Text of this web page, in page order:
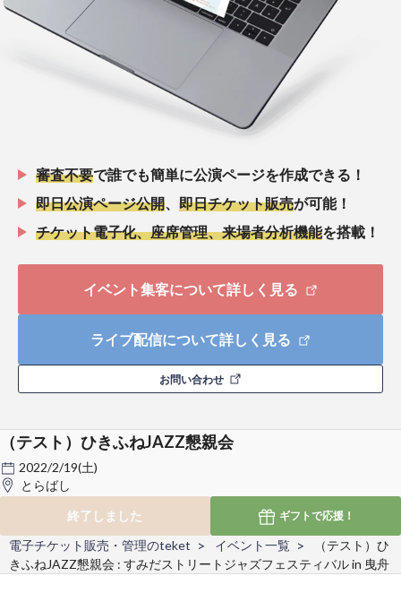
審査不要で誰でも簡単に公演ページを作成できる！
即日公演ページ公開
即日チケット販売が可能！
チケット電子化、座席管理、来場者分析機能を搭載！
イベント集客について詳しく見る
ライブ配信について詳しく見る
お問い合わせ
（テスト）ひきふねJAZZ懇親会
2022/2/19(土)
とらばし
終了しました
ギフトで応援！
電子チケット販売・管理のteket イベント一覧
（テスト）ひ
きふねJAZZ懇親会 : すみだストリートジャズフェスティバル in 曳舟